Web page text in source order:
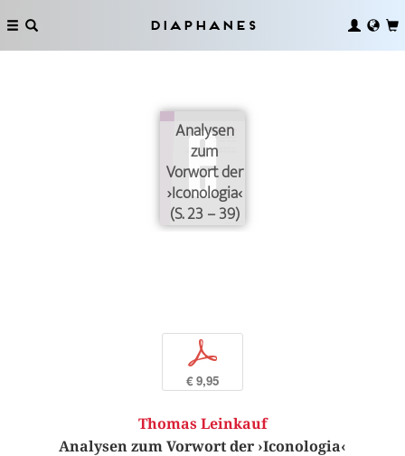
Diaphanes
Analysen
zum
Vorwort der
›Iconologia‹
(S. 23 – 39)
p
€ 9,95
Thomas Leinkauf
Analysen zum Vorwort der ›Iconologia‹